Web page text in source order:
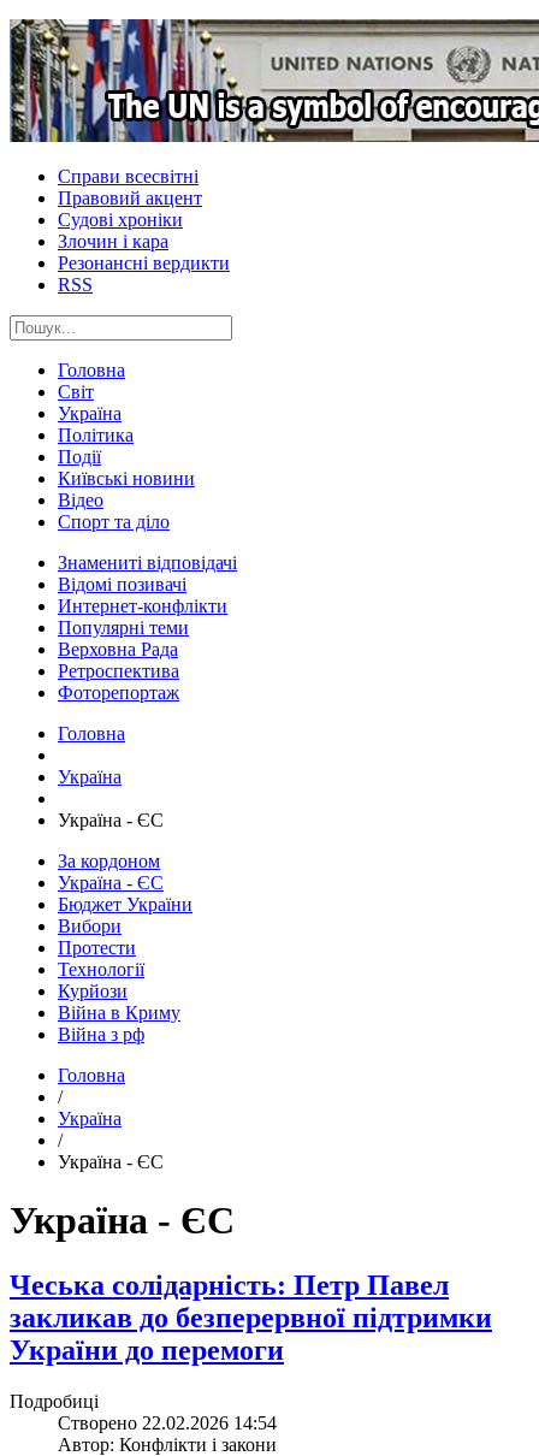
Справи всесвітні
Правовий акцент
Судові хроніки
Злочин і кара
Резонансні вердикти
RSS
Головна
Світ
Україна
Політика
Події
Київські новини
Відео
Спорт та діло
Знамениті відповідачі
Відомі позивачі
Интернет-конфлікти
Популярні теми
Верховна Рада
Ретроспектива
Фоторепортаж
Головна
Україна
Україна - ЄС
За кордоном
Україна - ЄС
Бюджет України
Вибори
Протести
Технології
Курйози
Війна в Криму
Війна з рф
Головна
/
Україна
/
Україна - ЄС
Україна - ЄС
​Чеська солідарність: Петр Павел
закликав до безперервної підтримки
України до перемоги
Подробиці
Створено 22.02.2026 14:54
Автор: Конфлікти і закони